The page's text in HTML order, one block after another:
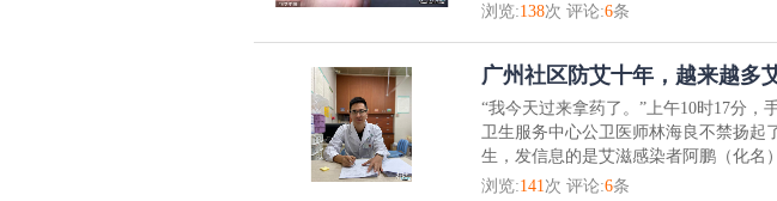
浏览:138次 评论:6条
广州社区防艾十年，越来越多
“我今天过来拿药了。”上午10时17分
卫生服务中心公卫医师林海良不禁扬
生，发信息的是艾滋感染者阿鹏（化名
浏览:141 次 评论:6条